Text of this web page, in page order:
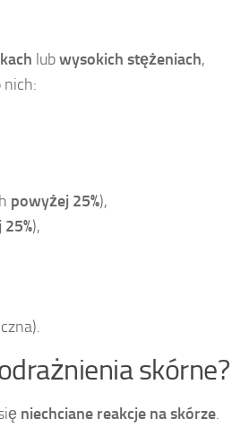
lubwysokich stężeniach,
nich:
powyżej 25%),
),
skórne?
niechciane reakcje na skórze.